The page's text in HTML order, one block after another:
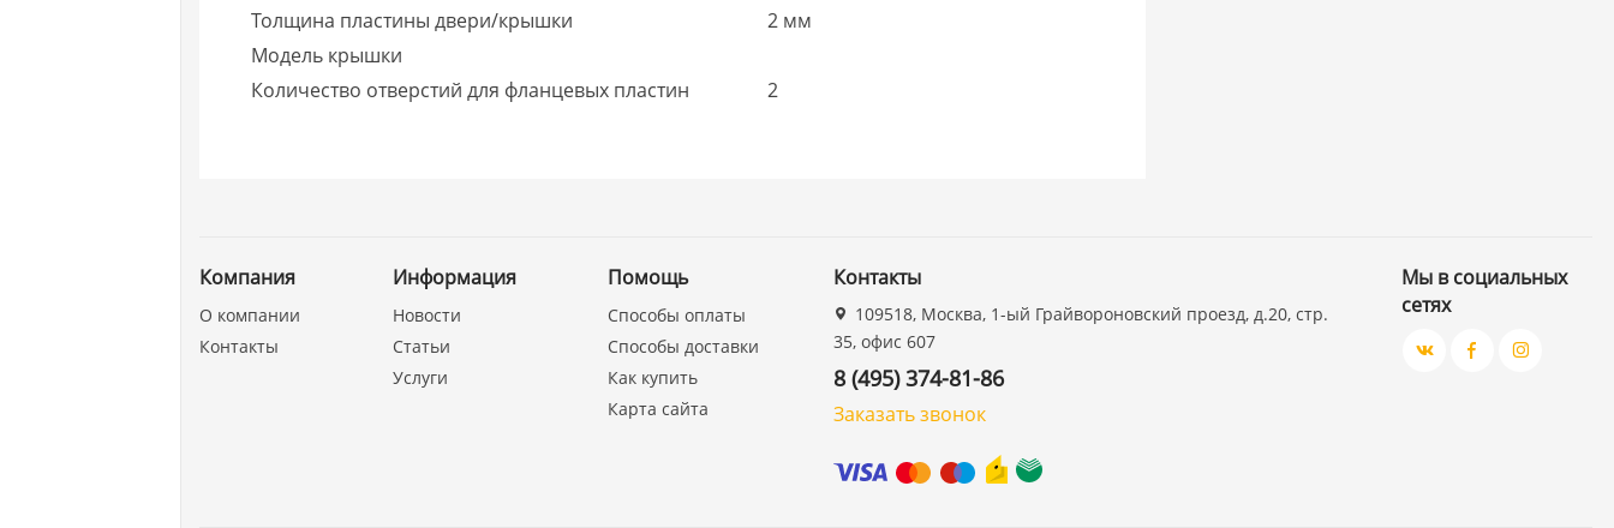
Толщина пластины двери/крышки
2 мм
Модель крышки
Количество отверстий для фланцевых пластин
2
Компания
О компании
Контакты
Информация
Новости
Статьи
Услуги
Помощь
Способы оплаты
Способы доставки
Как купить
Карта сайта
Контакты
109518, Москва, 1-ый Грайвороновский проезд, д.20, стр.
35, офис 607
8 (495) 374-81-86
Заказать звонок
Мы в социальных
сетях